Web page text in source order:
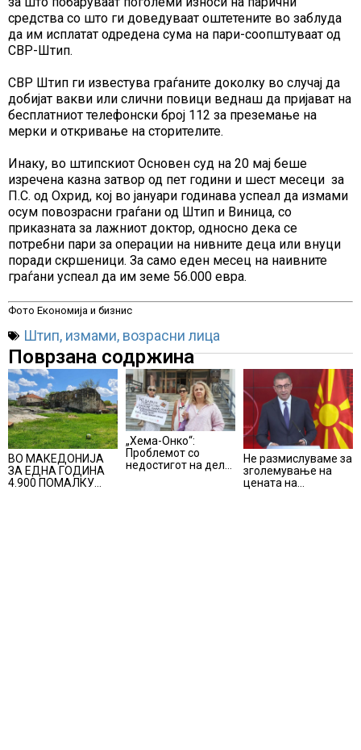
средства со што ги доведуваат оштетените во заблуда
да им исплатат одредена сума на пари-соопштуваат од
СВР-Штип.
СВР Штип ги известува граѓаните доколку во случај да
добијат вакви или слични повици веднаш да пријават на
бесплатниот телефонски број 112 за преземање на
мерки и откривање на сторителите.
Инаку, во штипскиот Основен суд на 20 мај беше
изречена казна затвор од пет години и шест месеци за
П.С. од Охрид, кој во јануари годинава успеал да измами
осум повозрасни граѓани од Штип и Виница, со
приказната за лажниот доктор, односно дека се
потребни пари за операции на нивните деца или внуци
поради скршеници. За само еден месец на наивните
граѓани успеал да им земе 56.000 евра.
Фото Економија и бизнис
Штип, измами, возрасни лица
Поврзана содржина
ВО МАКЕДОНИЈА
ЗА ЕДНА ГОДИНА
4.900 ПОМАЛКУ
„Хема-Онко“:
Проблемот со
недостигот на дел
Не размислуваме за
зголемување на
цената на